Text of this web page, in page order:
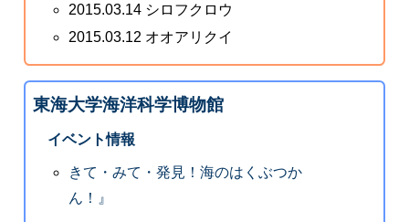
2015.03.14 シロフクロウ
2015.03.12 オオアリクイ
東海大学海洋科学博物館
イベント情報
きて・みて・発見！海のはくぶつか
ん！』